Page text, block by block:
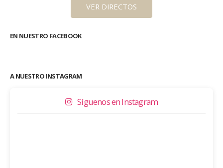
VER DIRECTOS
EN NUESTRO FACEBOOK
A NUESTRO INSTAGRAM
Síguenos en Instagram